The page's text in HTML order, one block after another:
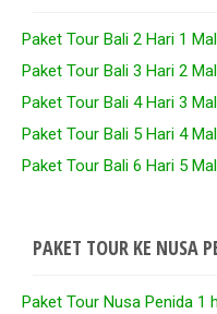
Paket Tour Bali 2 Hari 1
Paket Tour Bali 3 Hari 2
Paket Tour Bali 4 Hari 3
Paket Tour Bali 5 Hari 4
Paket Tour Bali 6 Hari 5
PAKET TOUR KE NUSA
Paket Tour Nusa Penida 1